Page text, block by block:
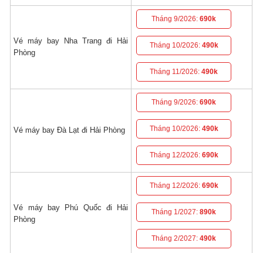
Vé máy bay Nha Trang đi Hải
Phòng
Tháng 9/2026:690k
Tháng 10/2026: 490k
Tháng 11/2026:490k
Vé máy bay Đà Lạt đi Hải Phòng
Tháng 9/2026:690k
Tháng 10/2026: 490k
Tháng 12/2026: 690k
Vé máy bay Phú Quốc đi Hải
Phòng
Tháng 12/2026: 690k
Tháng 1/2027:890k
Tháng 2/2027:490k